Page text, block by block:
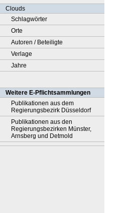
Clouds
Schlagwörter
Orte
Autoren / Beteiligte
Verlage
Jahre
Weitere E-Pflichtsammlungen
Publikationen aus dem
Regierungsbezirk Düsseldorf
Publikationen aus den
Regierungsbezirken Münster,
Arnsberg und Detmold